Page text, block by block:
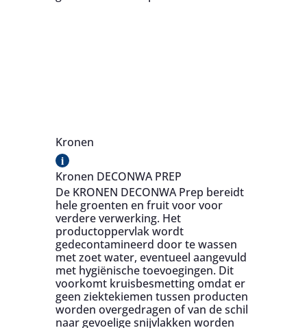
Kronen
i
Kronen DECONWA PREP
De KRONEN DECONWA Prep bereidt
hele groenten en fruit voor voor
verdere verwerking. Het
productoppervlak wordt
gedecontamineerd door te wassen
met zoet water, eventueel aangevuld
met hygiënische toevoegingen. Dit
voorkomt kruisbesmetting omdat er
geen ziektekiemen tussen producten
worden overgedragen of van de schil
naar gevoelige snijvlakken worden